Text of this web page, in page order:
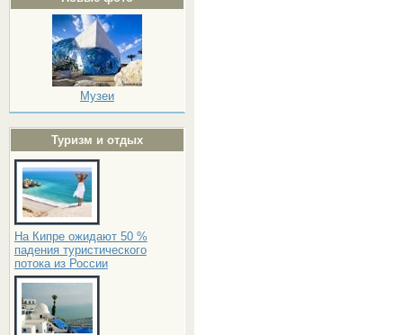
Музеи
Туризм и отдых
На Кипре ожидают 50 %
падения туристического
потока из России